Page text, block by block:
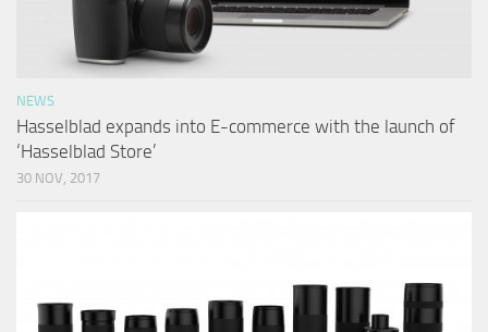
NEWS
Hasselblad expands into E-commerce with the launch of
‘Hasselblad Store’
30 NOV, 2017